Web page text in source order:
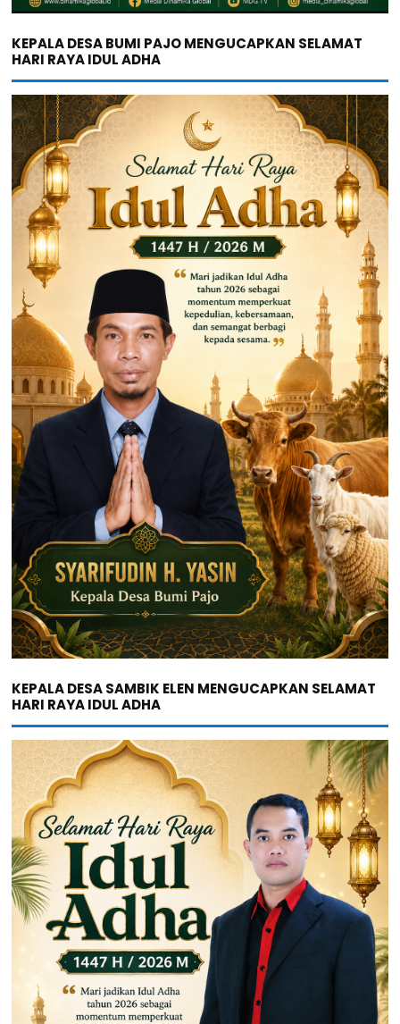
KEPALA DESA BUMI PAJO MENGUCAPKAN SELAMAT
HARI RAYA IDUL ADHA
KEPALA DESA SAMBIK ELEN MENGUCAPKAN SELAMAT
HARI RAYA IDUL ADHA